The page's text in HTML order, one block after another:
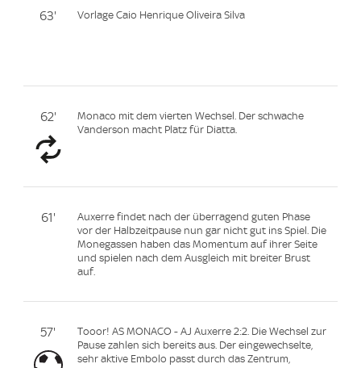
63' Vorlage Caio Henrique Oliveira Silva
62'
Monaco mit dem vierten Wechsel. Der schwache
Vanderson macht Platz für Diatta.
61'
Auxerre findet nach der überragend guten Phase
vor der Halbzeitpause nun gar nicht gut ins Spiel. Die
Monegassen haben das Momentum auf ihrer Seite
und spielen nach dem Ausgleich mit breiter Brust
auf.
57'
Tooor! AS MONACO - AJ Auxerre 2:2. Die Wechsel zur
Pause zahlen sich bereits aus. Der eingewechselte,
sehr aktive Embolo passt durch das Zentrum,